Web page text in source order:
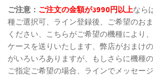
ご注意： ご注文の金額が3990円以上なら
種ご選択可、ライン登録後、ご希望のお
ください、こちらがご希望の機種により
ケースを送りいたします、弊店がおまけ
がいろいろありますが、もしさらに機種
ご指定ご希望の場合、ラインでメッセー